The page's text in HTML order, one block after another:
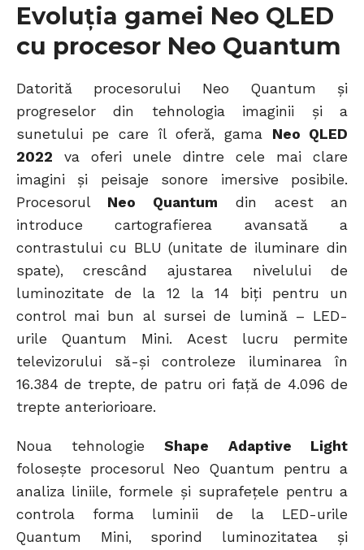
Evoluția gamei Neo QLED
cu procesor Neo Quantum
Datorită procesorului Neo Quantum și
progreselor din tehnologia imaginii și a
sunetului pe care îl oferă, gama Neo QLED
2022 va oferi unele dintre cele mai clare
imagini și peisaje sonore imersive posibile.
Procesorul Neo Quantum din acest an
introduce cartografierea avansată a
contrastului cu BLU (unitate de iluminare din
spate), crescând ajustarea nivelului de
luminozitate de la 12 la 14 biți pentru un
control mai bun al sursei de lumină – LED-
urile Quantum Mini. Acest lucru permite
televizorului să-și controleze iluminarea în
16.384 de trepte, de patru ori față de 4.096 de
trepte anteriorioare.
Noua tehnologieShape Adaptive Light
folosește procesorul Neo Quantum pentru a
analiza liniile, formele și suprafețele pentru a
controla forma luminii de la LED-urile
Quantum Mini, sporind luminozitatea și